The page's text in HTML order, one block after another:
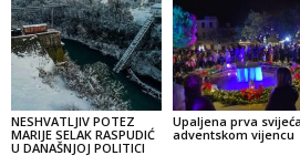
NESHVATLJIV POTEZ
MARIJE SELAK RASPUDIĆ
U DANAŠNJOJ POLITICI
Upaljena prva
adventskom vijencu